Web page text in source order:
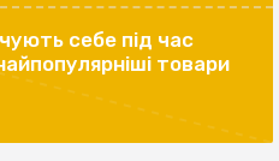
себе під час
товари